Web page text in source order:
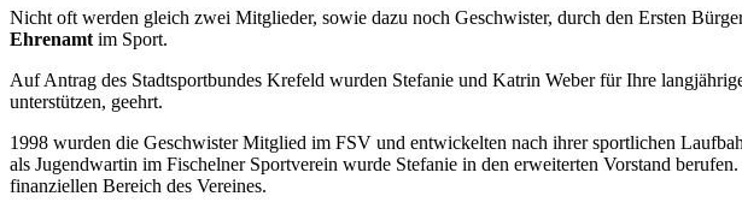
Nicht oft werden gleich zwei Mitglieder, sowie dazu noch Geschwister, durch den Ersten
Ehrenamt im Sport.
Auf Antrag des Stadtsportbundes Krefeld wurden Stefanie und Katrin Weber für Ihre
unterstützen, geehrt.
1998 wurden die Geschwister Mitglied im FSV und entwickelten nach ihrer sportlichen
als Jugendwartin im Fischelner Sportverein wurde Stefanie in den erweiterten Vorstand
finanziellen Bereich des Vereines.